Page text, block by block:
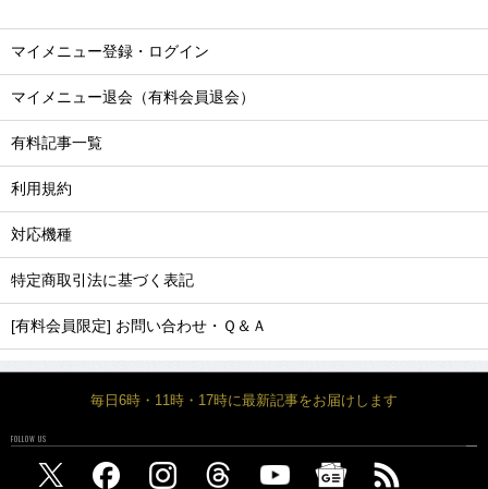
マイメニュー登録・ログイン
マイメニュー退会（有料会員退会）
有料記事一覧
利用規約
対応機種
特定商取引法に基づく表記
[有料会員限定] お問い合わせ・Ｑ＆Ａ
毎日6時・11時・17時に最新記事をお届けします
FOLLOW US